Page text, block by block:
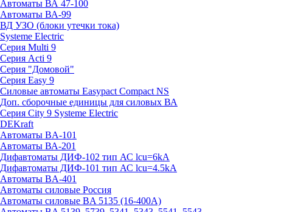
Автоматы ВА 47-100
Автоматы ВА-99
ВД УЗО (блоки утечки тока)
Systeme Electric
Серия Multi 9
Серия Acti 9
Серия "Домовой"
Серия Easy 9
Силовые автоматы Easypact Compact NS
Доп. сборочные единицы для силовых ВА
Серия City 9 Systeme Electric
DEKraft
Автоматы BA-101
Автоматы ВА-201
Дифавтоматы ДИФ-102 тип АС lcu=6kA
Дифавтоматы ДИФ-101 тип АС lcu=4.5kA
Автоматы BA-401
Автоматы силовые Россия
Автоматы силовые BA 5135 (16-400А)